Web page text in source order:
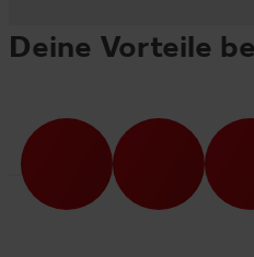
Deine Vorteile